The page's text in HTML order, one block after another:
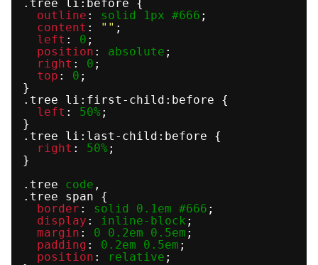
.tree li:before {
outline : solid 1px #666 ;
content : "" ;
left : 0 ;
position : absolute ;
right : 0 ;
top : 0 ;
}
.tree li:first-child:before {
left : 50%;
}
.tree li:last-child:before {
right : 50%;
}
.tree code ,
.tree span {
border : solid 0.1em #666 ;
display : inline-block ;
margin : 0 0.2em 0.5em ;
padding : 0.2em 0.5em ;
position : relative ;